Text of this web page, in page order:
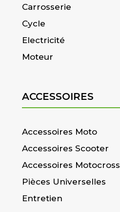
Carrosserie
Cycle
Electricité
Moteur
ACCESSOIRES
Accessoires Moto
Accessoires Scooter
Accessoires Motocross
Pièces Universelles
Entretien